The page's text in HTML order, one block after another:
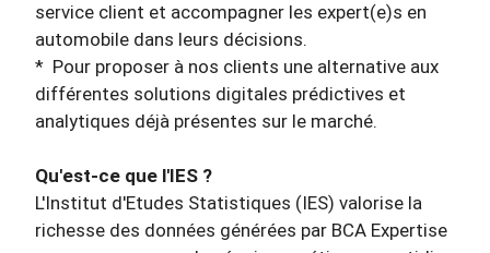
service client et accompagner les expert(e)s en
automobile dans leurs décisions.
* Pour proposer à nos clients une alternative aux
différentes solutions digitales prédictives et
analytiques déjà présentes sur le marché.
Qu'est-ce que l'IES ?
L'Institut d'Etudes Statistiques (IES) valorise la
richesse des données générées par BCA Expertise